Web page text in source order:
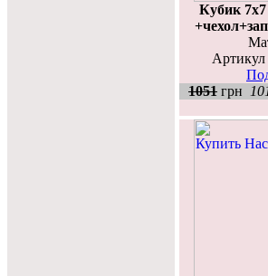
Кубик
Артикул
1051 грн